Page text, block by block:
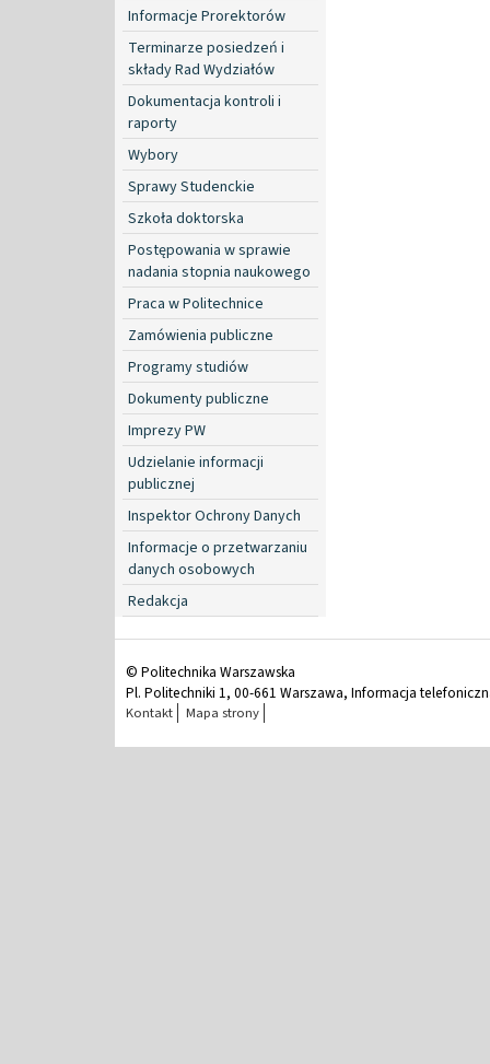
Informacje Prorektorów
Terminarze posiedzeń i
składy Rad Wydziałów
Dokumentacja kontroli i
raporty
Wybory
Sprawy Studenckie
Szkoła doktorska
Postępowania w sprawie
nadania stopnia naukowego
Praca w Politechnice
Zamówienia publiczne
Programy studiów
Dokumenty publiczne
Imprezy PW
Udzielanie informacji
publicznej
Inspektor Ochrony Danych
Informacje o przetwarzaniu
danych osobowych
Redakcja
© Politechnika Warszawska
Pl. Politechniki 1, 00-661 Warszawa, Informacja
Kontakt Mapa strony